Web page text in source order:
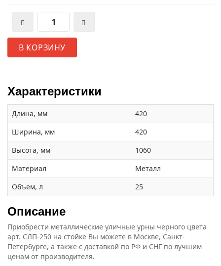
В КОРЗИНУ
Характеристики
Длина, мм
420
Ширина, мм
420
Высота, мм
1060
Материал
Металл
Объем, л
25
Описание
Приобрести металлические уличные урны черного цвета
арт. СЛП-250 на стойке Вы можете в Москве, Санкт-
Петербурге, а также с доставкой по РФ и СНГ по лучшим
ценам от производителя.